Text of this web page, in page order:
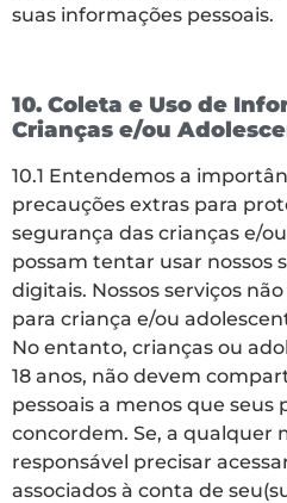
suas informações pessoais.
10. Coleta e Uso de
Crianças e/ou
10.1 Entendemos a
precauções extras para
segurança das crianças e/
possam tentar usar nossos
digitais. Nossos serviços
para criança e/ou
No entanto, crianças ou
18 anos, não devem
pessoais a menos que seus
concordem. Se, a qualquer
responsável precisar
associados à conta de